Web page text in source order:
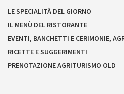
LE SPECIALITÀ DEL GIORNO
IL MENÙ DEL RISTORANTE
EVENTI, BANCHETTI E CERIMONIE,
RICETTE E SUGGERIMENTI
PRENOTAZIONE AGRITURISMO OLD